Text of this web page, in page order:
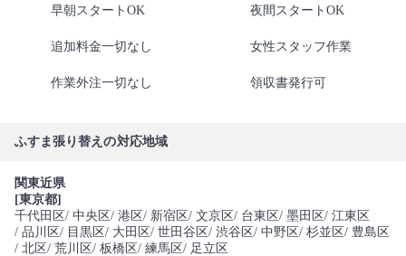
早朝スタートOK 夜間スタートOK
追加料金一切なし 女性スタッフ作業
作業外注一切なし 領収書発行可
ふすま張り替えの対応地域
関東近県
[東京都]
千代田区/ 中央区/ 港区/ 新宿区/ 文京区/ 台東区/ 墨田区/ 江東区
/ 品川区/ 目黒区/ 大田区/ 世田谷区/ 渋谷区/ 中野区/ 杉並区/ 豊島区
/ 北区/ 荒川区/ 板橋区/ 練馬区/ 足立区